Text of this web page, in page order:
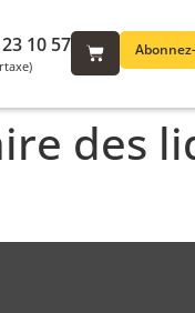
10 57
des